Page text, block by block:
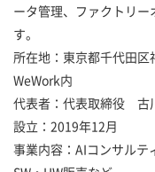
ータ管理、ファクトリ
す。
所在地：東京都千代田区
WeWork内
代表者：代表取締役 古
設立：2019年12月
事業内容：AIコンサルテ